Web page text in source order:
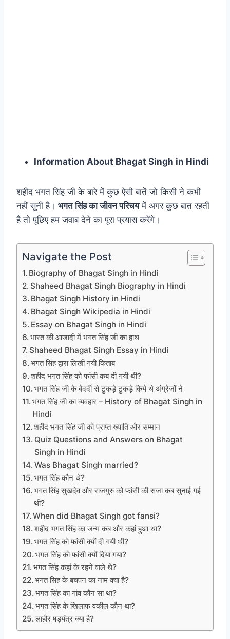
Information About Bhagat Singh in Hindi
शहीद भगत सिंह जी के बारे में कुछ ऐसी बातें जो किसी ने कभी
नहीं सुनी है। भगत सिंह का जीवन परिचयमें अगर कुछ बात रहती
है तो पूछिए हम जवाब देने का पूरा प्रयास करेंगे।
Navigate the Post
Biography of Bhagat Singh in Hindi
Shaheed Bhagat Singh Biography in Hindi
Bhagat Singh History in Hindi
Bhagat Singh Wikipedia in Hindi
Essay on Bhagat Singh in Hindi
भारत की आजादी में भगत सिंह जी का हाथ
Shaheed Bhagat Singh Essay in Hindi
भगत सिंह द्वारा लिखी गयी किताब
शहीद भगत सिंह को फांसी कब दी गयी थी?
भगत सिंह जी के बेदर्दी से टुकड़े टुकड़े किये थे अंग्रेजों ने
भगत सिंह जी का व्यवहार – History of Bhagat Singh in
Hindi
शहीद भगत सिंह जी को प्राप्त ख्याति और सम्मान
Quiz Questions and Answers on Bhagat
Singh in Hindi
Was Bhagat Singh married?
भगत सिंह कौन थे?
भगत सिंह सुखदेव और राजगुरु को फांसी की सजा कब सुनाई गई
थी?
When did Bhagat Singh got fansi?
शहीद भगत सिंह का जन्म कब और कहां हुआ था?
भगत सिंह को फांसी क्यों दी गयी थी?
भगत सिंह को फांसी क्यों दिया गया?
भगत सिंह कहां के रहने वाले थे?
भगत सिंह के बचपन का नाम क्या है?
भगत सिंह का गांव कौन सा था?
भगत सिंह के खिलाफ वकील कौन था?
लाहौर षड्यंत्र क्या है?